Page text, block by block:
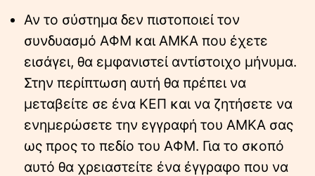
Αν το σύστημα δεν πιστοποιεί τον
συνδυασμό ΑΦΜ και ΑΜΚΑ που έχετε
εισάγει, θα εμφανιστεί αντίστοιχο μήνυμα.
Στην περίπτωση αυτή θα πρέπει να
μεταβείτε σε ένα ΚΕΠ και να ζητήσετε να
ενημερώσετε την εγγραφή του ΑΜΚΑ σας
ως προς το πεδίο του ΑΦΜ. Για το σκοπό
αυτό θα χρειαστείτε ένα έγγραφο που να